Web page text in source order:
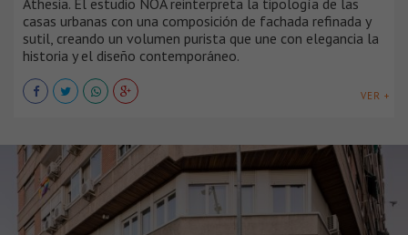
Athesia. El estudio NOA reinterpreta la tipología de las
casas urbanas con una composición de fachada refinada y
sutil, creando un volumen purista que une con elegancia la
historia y el diseño contemporáneo.
VER +